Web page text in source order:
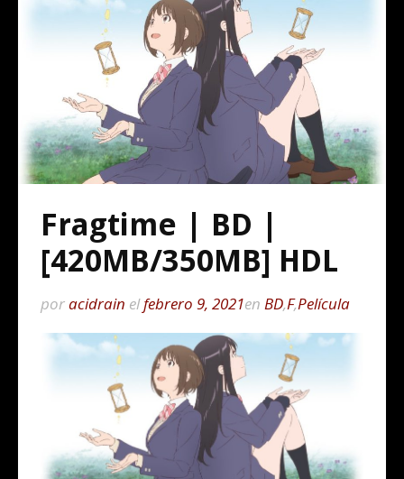
Fragtime | BD |
[420MB/350MB] HDL
poracidrain elfebrero 9, 2021en BD,F,Película